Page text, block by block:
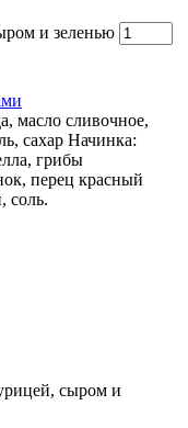
и зеленью
масло сливочное,
сахар Начинка:
грибы
перец красный
соль.
сыром и